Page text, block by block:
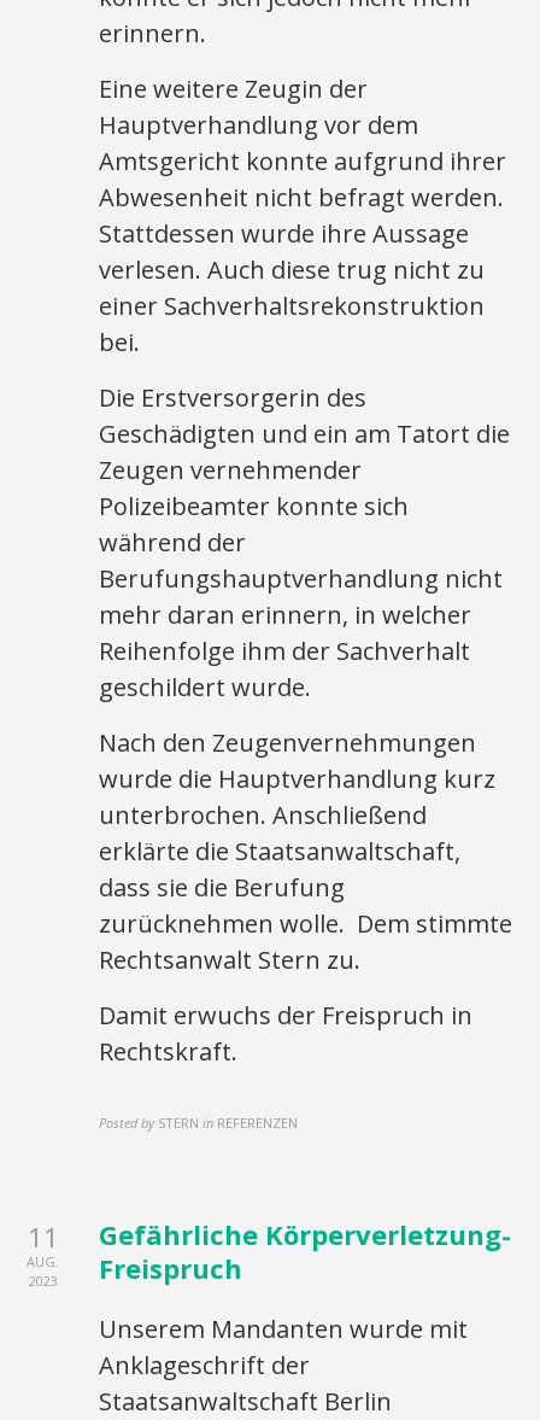
erinnern.
Eine weitere Zeugin der
Hauptverhandlung vor dem
Amtsgericht konnte aufgrund ihrer
Abwesenheit nicht befragt werden.
Stattdessen wurde ihre Aussage
verlesen. Auch diese trug nicht zu
einer Sachverhaltsrekonstruktion
bei.
Die Erstversorgerin des
Geschädigten und ein am Tatort die
Zeugen vernehmender
Polizeibeamter konnte sich
während der
Berufungshauptverhandlung nicht
mehr daran erinnern, in welcher
Reihenfolge ihm der Sachverhalt
geschildert wurde.
Nach den Zeugenvernehmungen
wurde die Hauptverhandlung kurz
unterbrochen. Anschließend
erklärte die Staatsanwaltschaft,
dass sie die Berufung
zurücknehmen wolle. Dem stimmte
Rechtsanwalt Stern zu.
Damit erwuchs der Freispruch in
Rechtskraft.
Posted by STERN in REFERENZEN
11
AUG.
2023
Gefährliche Körperverletzung-
Freispruch
Unserem Mandanten wurde mit
Anklageschrift der
Staatsanwaltschaft Berlin